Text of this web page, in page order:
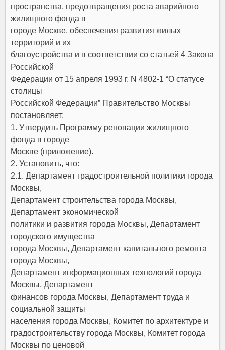
пространства, предотвращения роста аварийного
жилищного фонда в
городе Москве, обеспечения развития жилых
территорий и их
благоустройства и в соответствии со статьей 4 Закона
Российской
Федерации от 15 апреля 1993 г. N 4802-1 “О статусе
столицы
Российской Федерации” Правительство Москвы
постановляет:
1. Утвердить Программу реновации жилищного
фонда в городе
Москве (приложение).
2. Установить, что:
2.1. Департамент градостроительной политики города
Москвы,
Департамент строительства города Москвы,
Департамент экономической
политики и развития города Москвы, Департамент
городского имущества
города Москвы, Департамент капитального ремонта
города Москвы,
Департамент информационных технологий города
Москвы, Департамент
финансов города Москвы, Департамент труда и
социальной защиты
населения города Москвы, Комитет по архитектуре и
градостроительству города Москвы, Комитет города
Москвы по ценовой